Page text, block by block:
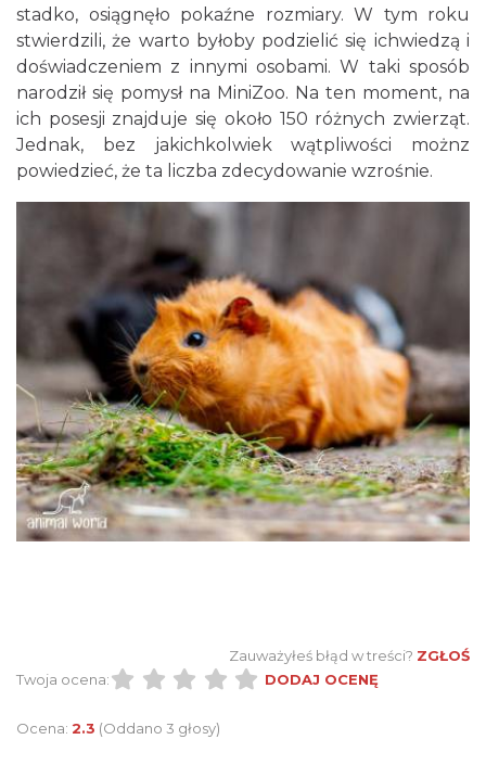
stadko, osiągnęło pokaźne rozmiary. W tym roku
stwierdzili, że warto byłoby podzielić się ichwiedzą i
doświadczeniem z innymi osobami. W taki sposób
narodził się pomysł na MiniZoo. Na ten moment, na
ich posesji znajduje się około 150 różnych zwierząt.
Jednak, bez jakichkolwiek wątpliwości możnz
powiedzieć, że ta liczba zdecydowanie wzrośnie.
Zauważyłeś błąd w treści? ZGŁOŚ
Twoja ocena:
DODAJ OCENĘ
Ocena: 2.3 (Oddano 3 głosy)